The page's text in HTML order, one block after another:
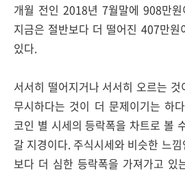
개월 전인 2018년 7월말에 908만
지금은 절반보다 더 떨어진 407만
있다.
서서히 떨어지거나 서서히 오르는
무시하다는 것이 더 문제이기는 하
코인 별 시세의 등락폭을 차트로 볼
갈 지경이다. 주식시세와 비슷한 느
보다 더 심한 등락폭을 가져가고 있